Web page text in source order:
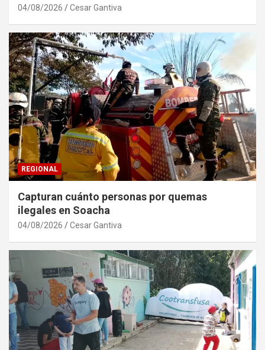
04/08/2026 Cesar Gantiva
REGIONAL
Capturan cuánto personas por quemas
ilegales en Soacha
04/08/2026 Cesar Gantiva